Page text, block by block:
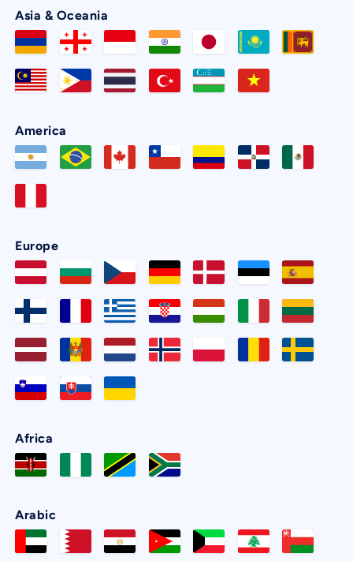
Asia & Oceania
America
Europe
Africa
Arabic